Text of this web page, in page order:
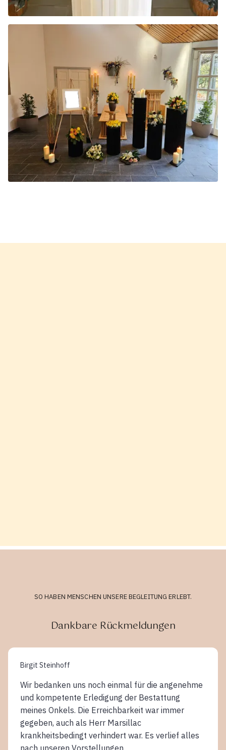
SO HABEN MENSCHEN UNSERE BEGLEITUNG ERLEBT.
Dankbare Rückmeldungen
Birgit Steinhoff
Wir bedanken uns noch einmal für die angenehme
und kompetente Erledigung der Bestattung
meines Onkels. Die Erreichbarkeit war immer
gegeben, auch als Herr Marsillac
krankheitsbedingt verhindert war. Es verlief alles